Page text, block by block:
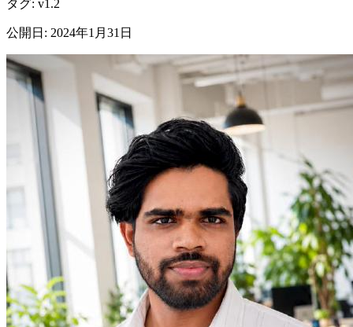
タグ: v1.2
公開日 : 2024年1月31日